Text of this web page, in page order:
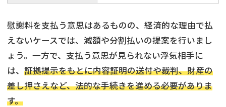
慰謝料を支払う意思はあるものの、経済的な理由で払
えないケースでは、減額や分割払いの提案を行いまし
ょう。一方で、支払う意思が見られない浮気相手に
は、 証拠提示をもとに内容証明の送付や裁判、財産の
差し押さえなど、法的な手続きを進める必要がありま
す。